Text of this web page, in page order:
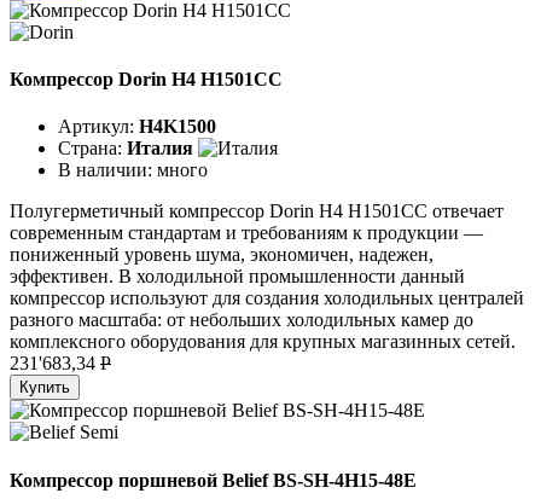
Компрессор Dorin H4 H1501CC
Артикул: H4K1500
Страна: Италия
В наличии: много
Полугерметичный компрессор Dorin H4 H1501CC отвечает
современным стандартам и требованиям к продукции —
пониженный уровень шума, экономичен, надежен,
эффективен. В холодильной промышленности данный
компрессор используют для создания холодильных централей
разного масштаба: от небольших холодильных камер до
комплексного оборудования для крупных магазинных сетей.
231'683,34 P
Купить
Компрессор поршневой Belief BS-SH-4H15-48E